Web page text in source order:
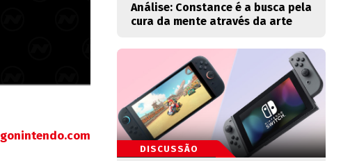
gonintendo.com
Análise: Constance é a busca pela
cura da mente através da arte
DISCUSSÃO